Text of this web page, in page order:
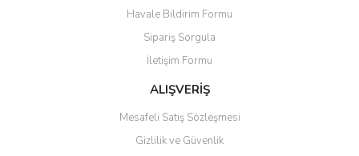
Havale Bildirim Formu
Sipariş Sorgula
İletişim Formu
ALIŞVERİŞ
Mesafeli Satış Sözleşmesi
Gizlilik ve Güvenlik